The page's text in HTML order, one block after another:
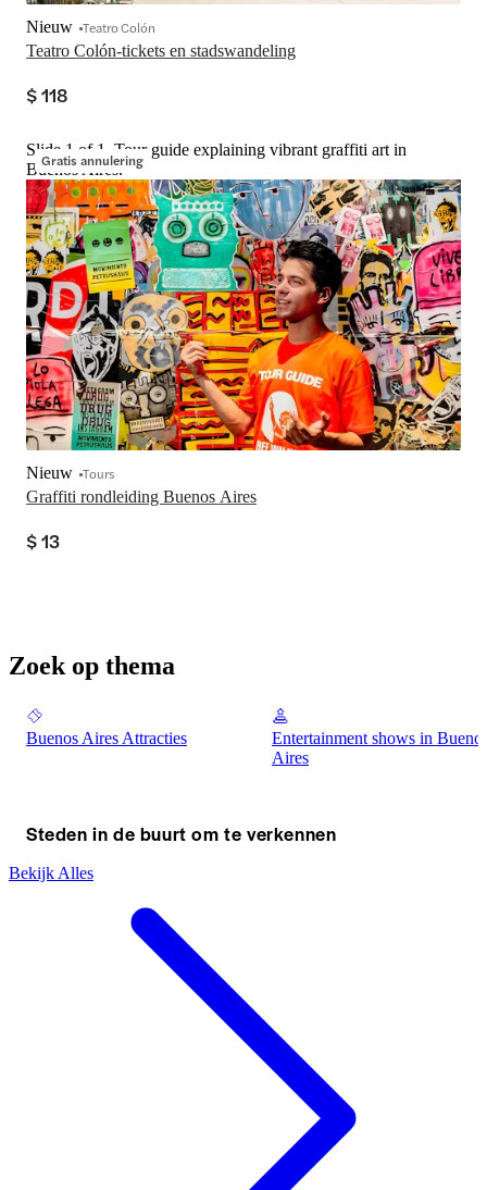
Teatro Colón-tickets en stadswandeling
Nieuw Teatro Colón
$ 118
Gratis annulering
Slide 1 of 1, Tour guide explaining vibrant graffiti art in
Buenos Aires.
Graffiti rondleiding Buenos Aires
Nieuw Tours
$ 13
Zoek op thema
Buenos Aires Attracties
Entertainment shows in
Aires
Steden in de buurt om te verkennen
Bekijk Alles